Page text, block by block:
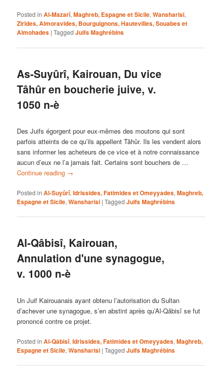
Posted in Al-Mazarî,Maghreb, Espagne et Sicile,Wansharisi,
Zirides, Almoravides, Bourguignons, Hautevilles, Souabes et
Almohades |Tagged Juifs Maghrébins
As-Suyûrî, Kairouan, Du vice
Tâhûr en boucherie juive, v.
1050 n-è
Des Juifs égorgent pour eux-mêmes des moutons qui sont
parfois atteints de ce qu’ils appellent Tâhûr. Ils les vendent alors
sans informer les acheteurs de ce vice et à notre connaissance
aucun d’eux ne l’a jamais fait. Certains sont bouchers de …
Continue reading →
Posted in Al-Suyûrî,Idrissides, Fatimides et Omeyyades,Maghreb,
Espagne et Sicile,Wansharisi |Tagged Juifs Maghrébins
Al-Qâbisî, Kairouan,
Annulation d'une synagogue,
v. 1000 n-è
Un Juif Kairouanais ayant obtenu l’autorisation du Sultan
d’achever une synagogue, s’en abstint après qu’Al-Qâbisî se fut
prononcé contre ce projet.
Posted in Al-Qâbisî,Idrissides, Fatimides et Omeyyades,Maghreb,
Espagne et Sicile,Wansharisi |Tagged Juifs Maghrébins